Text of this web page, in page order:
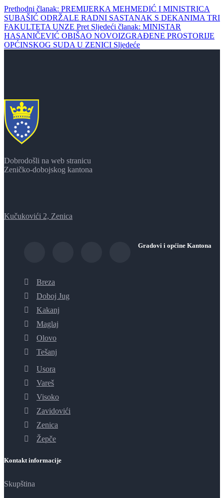
Prethodni članak: PREMIJERKA MEHMEDIĆ I MINISTRICA
SUBAŠIĆ ODRŽALE RADNI SASTANAK S DEKANIMA TRI
FAKULTETA UNZE Pret Sljedeći članak: MINISTAR
HASANIČEVIĆ OBIŠAO NOVOIZGRAĐENE PROSTORIJE
OPĆINSKOG SUDA U ZENICI Sljedeće
Dobrodošli na web stranicu
Zeničko-dobojskog kantona
Kučukovići 2, Zenica
Gradovi i općine Kantona
Breza
Doboj Jug
Kakanj
Maglaj
Olovo
Tešanj
Usora
Vareš
Visoko
Zavidovići
Zenica
Žepče
Kontakt informacije
Skupština